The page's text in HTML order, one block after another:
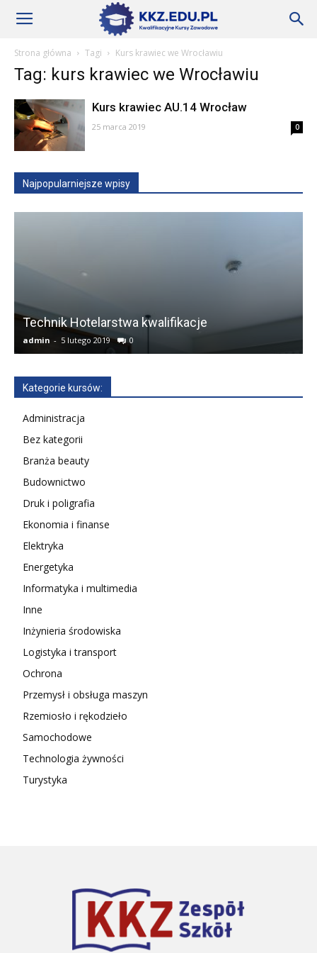
Szkoły
KKZ
Aktualności
Strona główna Tagi Kurs krawiec we Wrocławiu
Tag: kurs krawiec we Wrocławiu
Kurs krawiec AU.14 Wrocław
25 marca 2019 0
Najpopularniejsze wpisy
Technik Hotelarstwa kwalifikacje
admin - 5 lutego 2019 0
Kategorie kursów:
Administracja
Bez kategorii
Branża beauty
Budownictwo
Druk i poligrafia
Ekonomia i finanse
Elektryka
Energetyka
Informatyka i multimedia
Inne
Inżynieria środowiska
Logistyka i transport
Ochrona
Przemysł i obsługa maszyn
Rzemiosło i rękodzieło
Samochodowe
Technologia żywności
Turystyka